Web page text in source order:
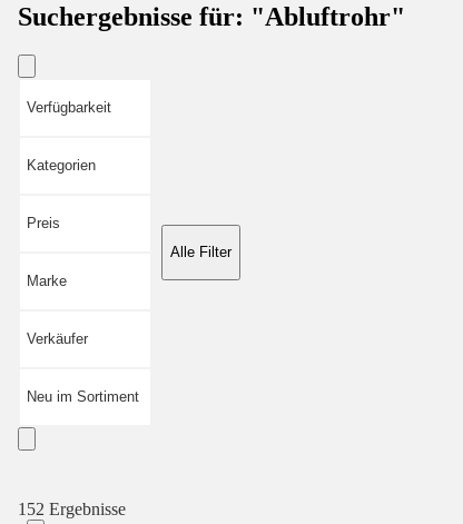
Suchergebnisse für: "Abluftrohr"
Verfügbarkeit
Kategorien
Preis
Marke
Verkäufer
Neu im Sortiment
Alle Filter
152 Ergebnisse